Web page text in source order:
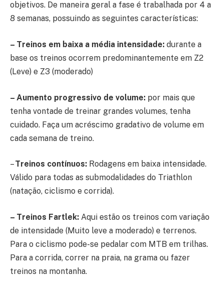
objetivos. De maneira geral a fase é trabalhada por 4 a
8 semanas, possuindo as seguintes características:
– Treinos em baixa a média intensidade: durante a
base os treinos ocorrem predominantemente em Z2
(Leve) e Z3 (moderado)
– Aumento progressivo de volume: por mais que
tenha vontade de treinar grandes volumes, tenha
cuidado. Faça um acréscimo gradativo de volume em
cada semana de treino.
–Treinos contínuos: Rodagens em baixa intensidade.
Válido para todas as submodalidades do Triathlon
(natação, ciclismo e corrida).
– Treinos Fartlek: Aqui estão os treinos com variação
de intensidade (Muito leve a moderado) e terrenos.
Para o ciclismo pode-se pedalar com MTB em trilhas.
Para a corrida, correr na praia, na grama ou fazer
treinos na montanha.